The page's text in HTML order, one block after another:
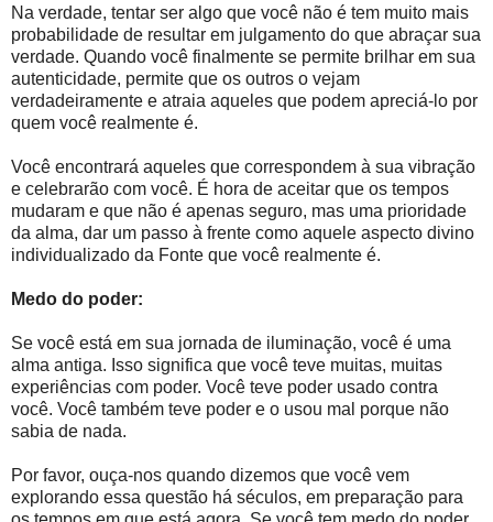
Na verdade, tentar ser algo que você não é tem muito mais
probabilidade de resultar em julgamento do que abraçar sua
verdade. Quando você finalmente se permite brilhar em sua
autenticidade, permite que os outros o vejam
verdadeiramente e atraia aqueles que podem apreciá-lo por
quem você realmente é.
Você encontrará aqueles que correspondem à sua vibração
e celebrarão com você. É hora de aceitar que os tempos
mudaram e que não é apenas seguro, mas uma prioridade
da alma, dar um passo à frente como aquele aspecto divino
individualizado da Fonte que você realmente é.
Medo do poder:
Se você está em sua jornada de iluminação, você é uma
alma antiga. Isso significa que você teve muitas, muitas
experiências com poder. Você teve poder usado contra
você. Você também teve poder e o usou mal porque não
sabia de nada.
Por favor, ouça-nos quando dizemos que você vem
explorando essa questão há séculos, em preparação para